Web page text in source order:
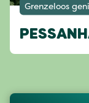
Grenzeloos